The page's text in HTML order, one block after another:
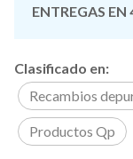
ENTREGAS EN
Clasificado en:
Recambios
Productos Qp